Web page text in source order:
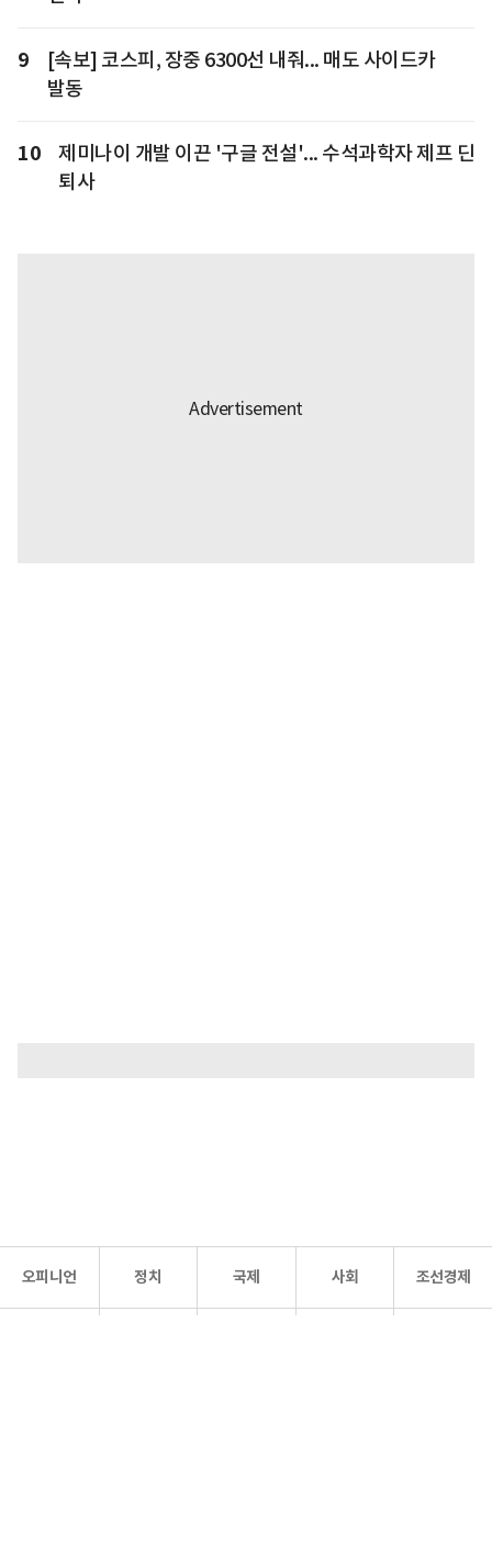
9
[속보] 코스피, 장중 6300선 내줘... 매도 사이드카
발동
10
제미나이 개발 이끈 '구글 전설'... 수석과학자 제프 딘
퇴사
오피니언 정치 국제 사회 조선경제